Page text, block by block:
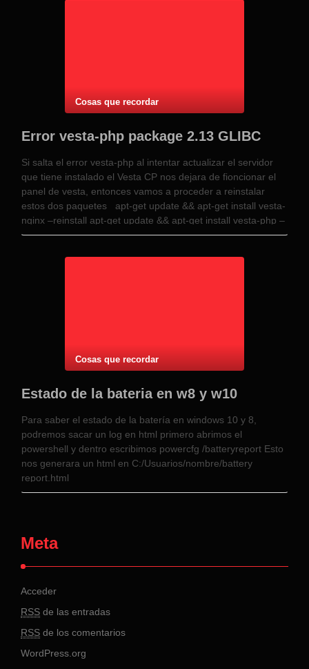
Cosas que recordar
Error vesta-php package 2.13 GLIBC
Si salta el error vesta-php al intentar actualizar el servidor
que tiene instalado el Vesta CP nos dejara de fioncionar el
panel de vesta, entonces vamos a proceder a reinstalar
estos dos paquetes apt-get update && apt-get install vesta-
nginx –reinstall apt-get update && apt-get install vesta-php –
reinstall con …
Cosas que recordar
Estado de la bateria en w8 y w10
Para saber el estado de la batería en windows 10 y 8,
podremos sacar un log en html primero abrimos el
powershell y dentro escribimos powercfg /batteryreport Esto
nos generara un html en C:/Usuarios/nombre/battery
report.html
Meta
Acceder
RSS de las entradas
RSS de los comentarios
WordPress.org